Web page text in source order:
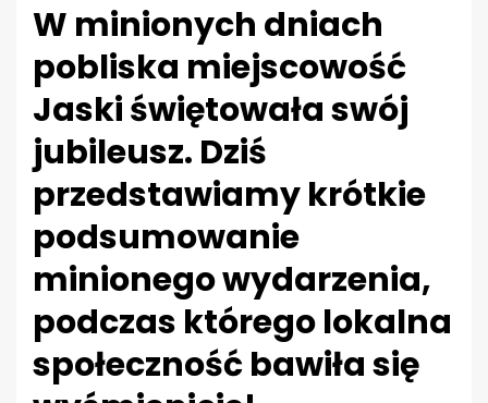
W minionych dniach
pobliska miejscowość
Jaski świętowała swój
jubileusz. Dziś
przedstawiamy krótkie
podsumowanie
minionego wydarzenia,
podczas którego lokalna
społeczność bawiła się